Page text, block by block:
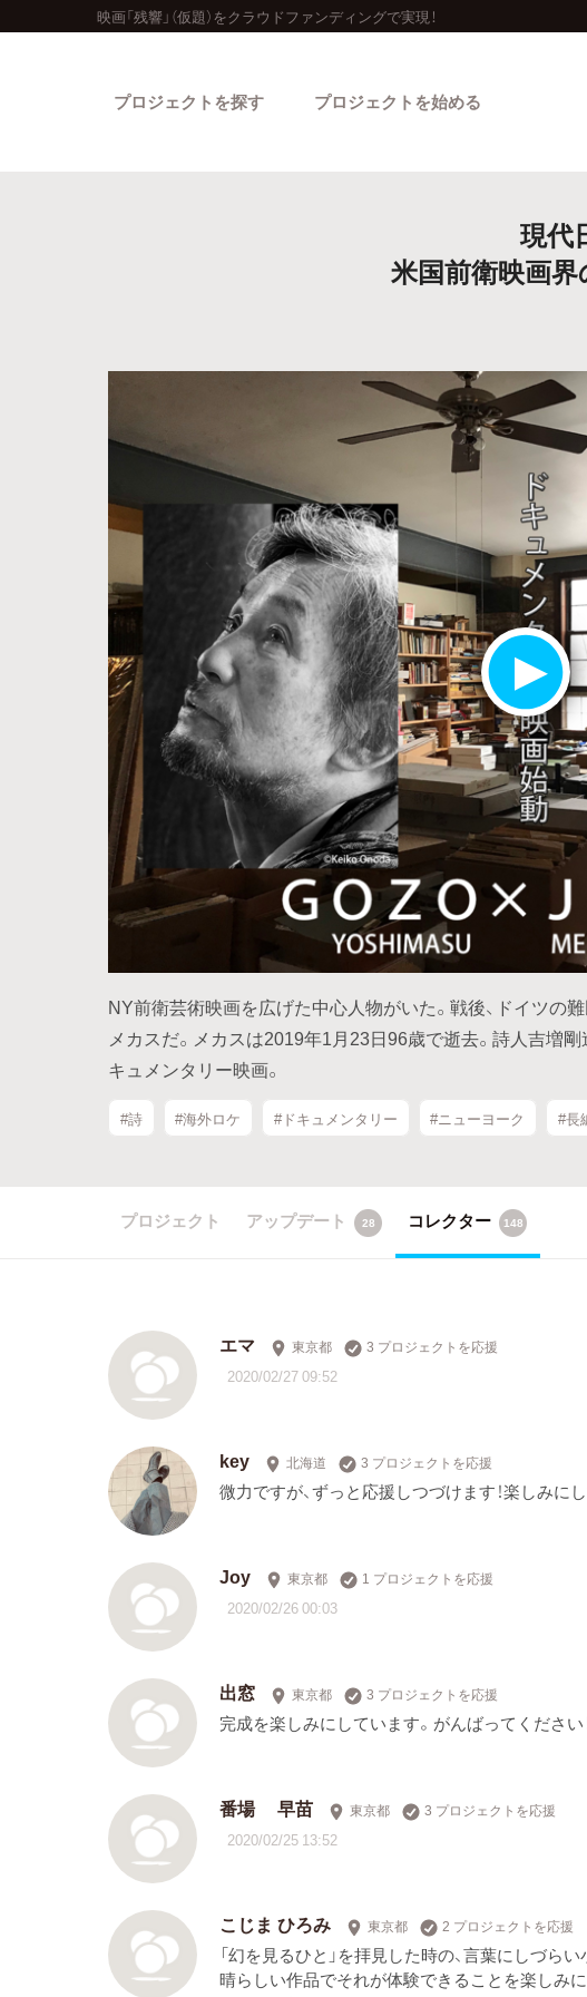
映画「残響」（仮題）をクラウドファンディングで実現！
プロジェクトを探す
人気のプロ
カテゴリーから探す タグか
最
プロジェクトを始める
現代
米国前衛映画
NY前衛芸術映画を広げた中心人物がいた。戦後、ドイツの
メカスだ。メカスは2019年1月23日96歳で逝去。詩人吉増
キュメンタリー映画。
#詩 #海外ロケ #ドキュメンタリー #ニューヨーク #長
プロジェクト アップデート 28 コレクター 148
エマ 東京都 3 プロジェクトを応援
2020/02/27 09:52
key 北海道 3 プロジェクトを応援
微力ですが、ずっと応援しつづけます！楽しみに
Joy 東京都 1 プロジェクトを応援
2020/02/26 00:03
出窓 東京都 3 プロジェクトを応援
完成を楽しみにしています。がんばってください
番場 早苗 東京都 3 プロジェクトを応援
2020/02/25 13:52
こじま ひろみ 東京都 2 プロジェクトを応援
「幻を見るひと」を拝見した時の、言葉にしづら
晴らしい作品でそれが体験できることを楽しみ